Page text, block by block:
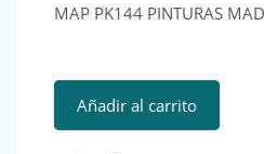
MAP PK144 PINTURAS
Añadir al carrito